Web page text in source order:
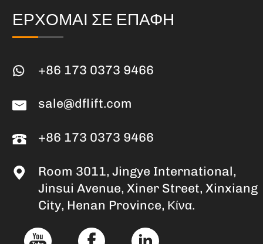
ΕΡΧΟΜΑΙ ΣΕ ΕΠΑΦΗ
+86 173 0373 9466
sale@dflift.com
+86 173 0373 9466
Room 3011, Jingye International,
Jinsui Avenue, Xiner Street, Xinxiang
City, Henan Province, Κίνα.